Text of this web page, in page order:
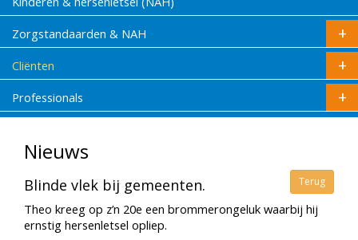
Zorgstandaarden & NAH
Cliënten
Professionals
Nieuws
Terug
Blinde vlek bij gemeenten.
Theo kreeg op z’n 20e een brommerongeluk waarbij hij
ernstig hersenletsel opliep.